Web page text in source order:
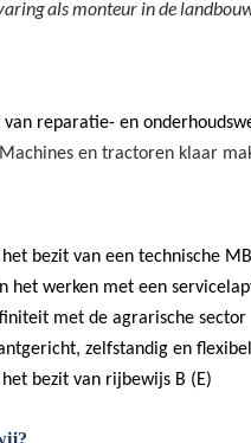
als monteur in de
van reparatie- en
en tractoren klaar
bezit van een technische
het werken met een
met de agrarische sector
zelfstandig en flexibel
bezit van rijbewijs B (E)